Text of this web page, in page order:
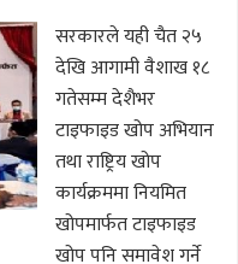
सरकारले यही चैत २५
देखि आगामी वैशाख १८
गतेसम्म देशैभर
टाइफाइड खोप अभियान
तथा राष्ट्रिय खोप
कार्यक्रममा नियमित
खोपमार्फत टाइफाइड
खोप पनि समावेश गर्ने